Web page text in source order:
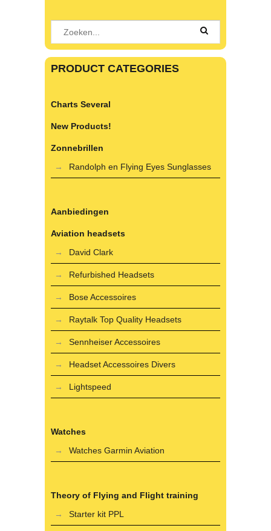
PRODUCT CATEGORIES
Charts Several
New Products!
Zonnebrillen
Randolph en Flying Eyes Sunglasses
Aanbiedingen
Aviation headsets
David Clark
Refurbished Headsets
Bose Accessoires
Raytalk Top Quality Headsets
Sennheiser Accessoires
Headset Accessoires Divers
Lightspeed
Watches
Watches Garmin Aviation
Theory of Flying and Flight training
Starter kit PPL